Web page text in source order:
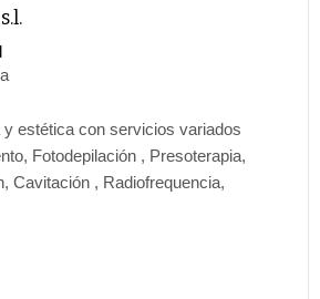
estética con servicios variados
Fotodepilación , Presoterapia,
Cavitación , Radiofrequencia,